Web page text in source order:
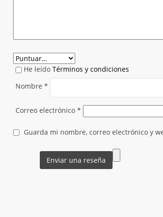
He leído Términos y condiciones
Nombre *
Correo electrónico *
Guarda mi nombre, correo electrónico y